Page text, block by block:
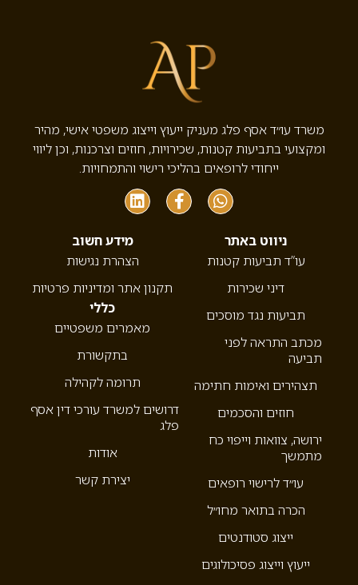
משרד עו״ד אסף פלג מעניק ייעוץ וייצוג משפטי אישי, מהיר
ומקצועי בתביעות קטנות, שכירויות, חוזים וצרכנות, וכן ליווי
ייחודי לרופאים בהליכי רישוי והתמחויות.
ניווט באתר
עו”ד תביעות קטנות
דיני שכירות
תביעות נגד מוסכים
מכתב התראה לפני
תביעה
תצהירים ואימות חתימה
חוזים והסכמים
ירושה, צוואות וייפוי כח
מתמשך
עו״ד לרישוי רופאים
הכרה בתואר מחו״ל
ייצוג סטודנטים
ייעוץ וייצוג פסיכולוגים
מידע חשוב
הצהרת נגישות
תקנון אתר ומדיניות פרטיות
כללי
מאמרים משפטיים
בתקשורת
תרומה לקהילה
דרושים למשרד עורכי דין אסף
פלג
אודות
יצירת קשר